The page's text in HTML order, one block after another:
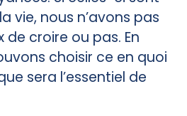
vie, nous n’avons pas
de croire ou pas. En
choisir ce en quoi
sera l’essentiel de